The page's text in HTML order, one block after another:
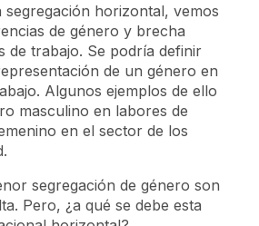
segregación horizontal, vemos
de género y brecha
de trabajo. Se podría definir
de un género en
Algunos ejemplos de ello
masculino en labores de
en el sector de los
segregación de género son
Pero, ¿a qué se debe esta